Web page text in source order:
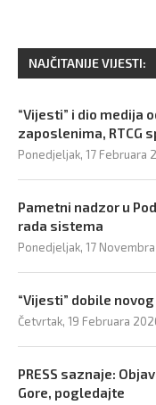
NAJČITANIJE VIJESTI:
“Vijesti” i dio medija
zaposlenima, RTCG
Ponedjeljak, 17 Februara
Pametni nadzor u
rada sistema
Ponedjeljak, 17
“Vijesti” dobile
Četvrtak, 19 Februara
PRESS saznaje:
Gore, pogledajte